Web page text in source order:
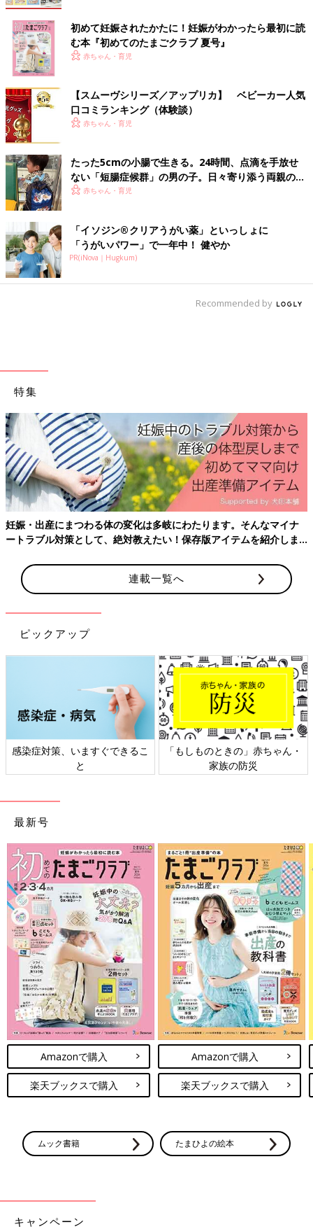
初めて妊娠されたかたに！妊娠がわかったら最初に読
む本『初めてのたまごクラブ 夏号』
赤ちゃん・育児
【スムーヴシリーズ／アップリカ】 ベビーカー人気
口コミランキング（体験談）
赤ちゃん・育児
たった5cmの小腸で生きる。24時間、点滴を手放せ
ない「短腸症候群」の男の子。日々寄り添う両親の願
いは…【体験談】。
赤ちゃん・育児
「イソジン®クリアうがい薬」といっしょに
「うがいパワー」で一年中！ 健やか
PR(iNova｜Hugkum)
Recommended by
特集
妊娠・出産にまつわる体の変化は多岐にわたります。そんなマイナ
ートラブル対策として、絶対教えたい！保存版アイテムを紹介しま
連載一覧へ
ピックアップ
感染症対策、いますぐできるこ
と
「もしものときの」赤ちゃん・
家族の防災
最新号
Amazonで購入
楽天ブックスで購入
Amazonで購入
楽天ブックスで購入
ムック書籍 たまひよの絵本
キャンペーン